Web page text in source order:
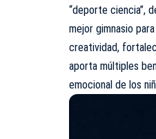
“deporte ciencia”,
mejor gimnasio
creatividad,
aporta múltiples
emocional de los